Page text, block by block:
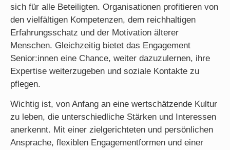
sich für alle Beteiligten. Organisationen profitieren von
den vielfältigen Kompetenzen, dem reichhaltigen
Erfahrungsschatz und der Motivation älterer
Menschen. Gleichzeitig bietet das Engagement
Senior:innen eine Chance, weiter dazuzulernen, ihre
Expertise weiterzugeben und soziale Kontakte zu
pflegen.
Wichtig ist, von Anfang an eine wertschätzende Kultur
zu leben, die unterschiedliche Stärken und Interessen
anerkennt. Mit einer zielgerichteten und persönlichen
Ansprache, flexiblen Engagementformen und einer